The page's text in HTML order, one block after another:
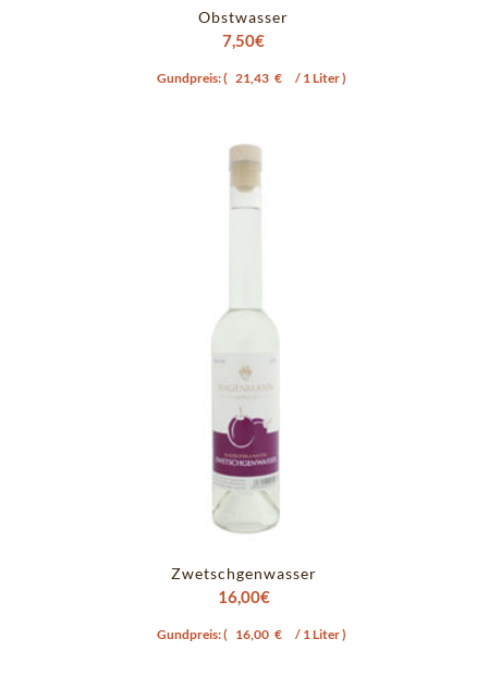
Obstwasser
7,50€
Gundpreis: ( 21,43 € / 1 Liter )
Zwetschgenwasser
16,00€
Gundpreis: ( 16,00 € / 1 Liter )